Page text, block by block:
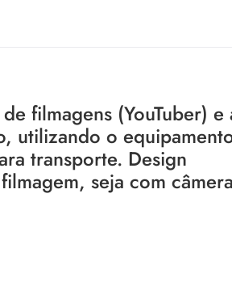
filmagens (YouTuber) e
utilizando o
transporte. Design
seja com